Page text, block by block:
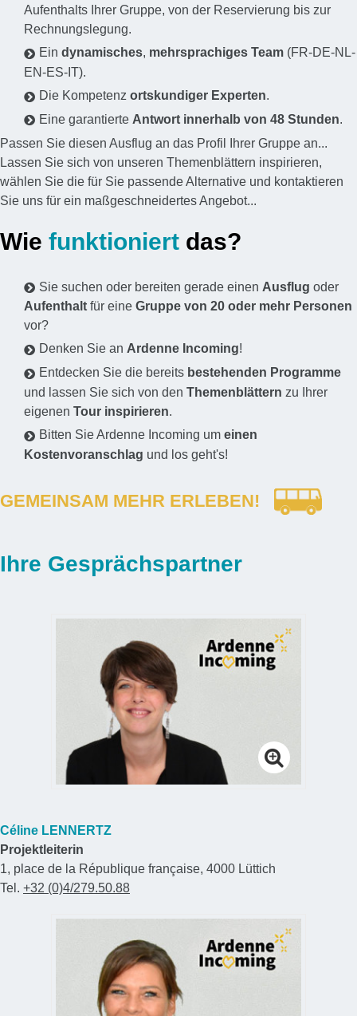
Aufenthalts Ihrer Gruppe, von der Reservierung bis zur
Rechnungslegung.
Ein dynamisches, mehrsprachiges Team (FR-DE-NL-
EN-ES-IT).
Die Kompetenz ortskundiger Experten.
Eine garantierte Antwort innerhalb von 48 Stunden.
Passen Sie diesen Ausflug an das Profil Ihrer Gruppe an...
Lassen Sie sich von unseren Themenblättern inspirieren,
wählen Sie die für Sie passende Alternative und kontaktieren
Sie uns für ein maßgeschneidertes Angebot...
Wie funktioniert das?
Sie suchen oder bereiten gerade einen Ausflug oder
Aufenthalt für eine Gruppe von 20 oder mehr Personen
vor?
Denken Sie an Ardenne Incoming!
Entdecken Sie die bereits bestehenden Programme
und lassen Sie sich von den Themenblättern zu Ihrer
eigenen Tour inspirieren.
Bitten Sie Ardenne Incoming um einen
Kostenvoranschlag und los geht's!
GEMEINSAM MEHR ERLEBEN!
Ihre Gesprächspartner
Céline LENNERTZ
Projektleiterin
1, place de la République française, 4000 Lüttich
Tel. +32 (0)4/279.50.88